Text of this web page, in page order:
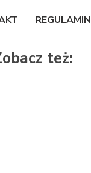
REGULAMIN
też: